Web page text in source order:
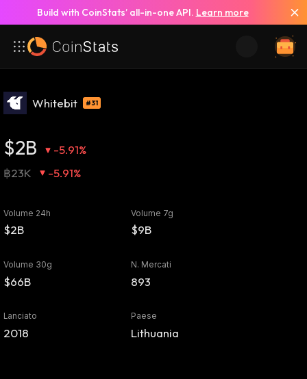
Build with CoinStats’ all-in-one API. Learn more
Whitebit #31
$2B
-5.91%
฿23K
-5.91%
Volume 24h
$2B
Volume 7g
$9B
Volume 30g
$66B
N. Mercati
893
Lanciato
2018
Paese
Lithuania